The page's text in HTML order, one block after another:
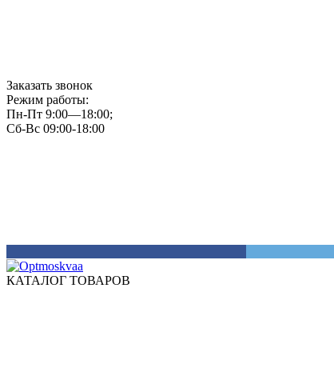
Заказать звонок
Режим работы:
Пн-Пт 9:00—18:00;
Сб-Вс 09:00-18:00
КАТАЛОГ ТОВАРОВ